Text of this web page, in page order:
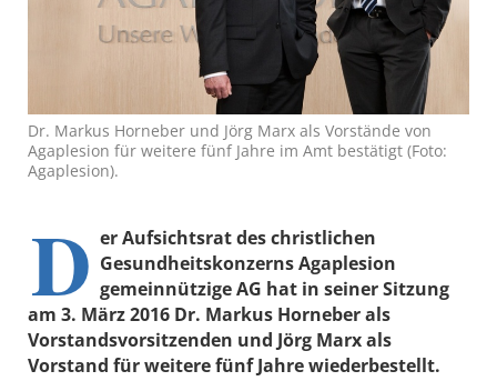
Dr. Markus Horneber und Jörg Marx als Vorstände von
Agaplesion für weitere fünf Jahre im Amt bestätigt (Foto:
Agaplesion).
D er Aufsichtsrat des christlichen
Gesundheitskonzerns Agaplesion
gemeinnützige AG hat in seiner Sitzung
am 3. März 2016 Dr. Markus Horneber als
Vorstandsvorsitzenden und Jörg Marx als
Vorstand für weitere fünf Jahre wiederbestellt.